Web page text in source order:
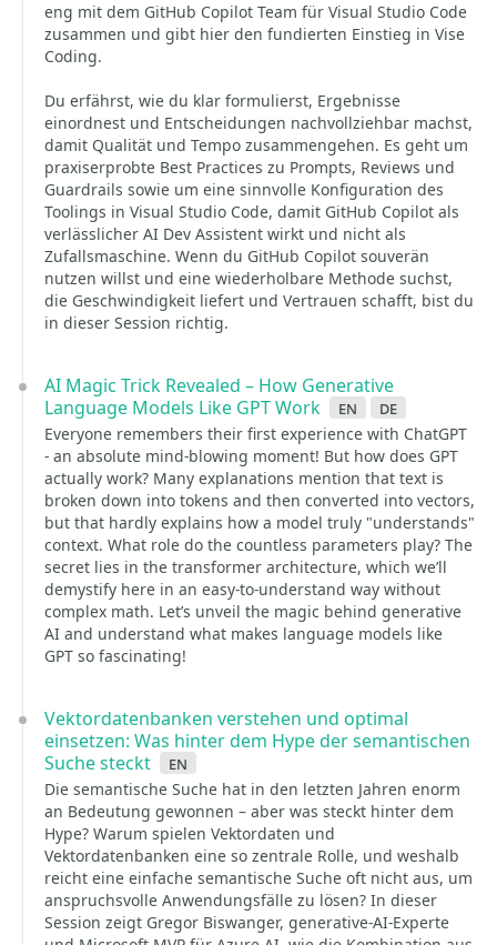
eng mit dem GitHub Copilot Team für Visual Studio Code
zusammen und gibt hier den fundierten Einstieg in Vise
Coding.
Du erfährst, wie du klar formulierst, Ergebnisse
einordnest und Entscheidungen nachvollziehbar machst,
damit Qualität und Tempo zusammengehen. Es geht um
praxiserprobte Best Practices zu Prompts, Reviews und
Guardrails sowie um eine sinnvolle Konfiguration des
Toolings in Visual Studio Code, damit GitHub Copilot als
verlässlicher AI Dev Assistent wirkt und nicht als
Zufallsmaschine. Wenn du GitHub Copilot souverän
nutzen willst und eine wiederholbare Methode suchst,
die Geschwindigkeit liefert und Vertrauen schafft, bist du
in dieser Session richtig.
AI Magic Trick Revealed – How Generative
Language Models Like GPT Work
en de
Everyone remembers their first experience with ChatGPT
- an absolute mind-blowing moment! But how does GPT
actually work? Many explanations mention that text is
broken down into tokens and then converted into vectors,
but that hardly explains how a model truly "understands"
context. What role do the countless parameters play? The
secret lies in the transformer architecture, which we’ll
demystify here in an easy-to-understand way without
complex math. Let’s unveil the magic behind generative
AI and understand what makes language models like
GPT so fascinating!
Vektordatenbanken verstehen und optimal
einsetzen: Was hinter dem Hype der semantischen
Suche steckt
en
Die semantische Suche hat in den letzten Jahren enorm
an Bedeutung gewonnen – aber was steckt hinter dem
Hype? Warum spielen Vektordaten und
Vektordatenbanken eine so zentrale Rolle, und weshalb
reicht eine einfache semantische Suche oft nicht aus, um
anspruchsvolle Anwendungsfälle zu lösen? In dieser
Session zeigt Gregor Biswanger, generative-AI-Experte